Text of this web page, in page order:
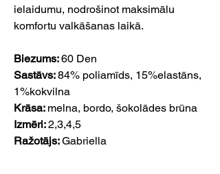
ielaidumu, nodrošinot maksimālu
komfortu valkāšanas laikā.
Biezums:60 Den
Sastāvs:84% poliamīds, 15%elastāns,
1%kokvilna
Krāsa: melna, bordo, šokolādes brūna
Izmēri:2,3,4,5
Ražotājs:Gabriella